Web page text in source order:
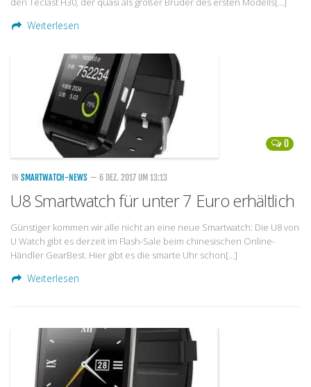
Weiterlesen
0
IN SMARTWATCH-NEWS — 6 DEZ. 2017 UM 13:13
U8 Smartwatch für unter 7 Euro erhältlich
Günstiger kommen wir alle nicht an eine neue Smartwatch: Die U8 von
U Watch gibt es derzeit im Flash-Sale beim chinesischen Online-
Händler GearBest. Hier gibt es die smarte Uhr schon[…]
Weiterlesen